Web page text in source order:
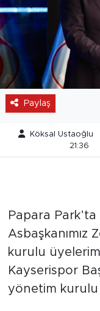
Paylaş
Köksal Ustaoğlu
21:36
Papara
Asbaşkanımız
kurulu
Kayserispor
yönetim kurulu
Foto Galeri
Köşe
Manşet
Ulusal Son